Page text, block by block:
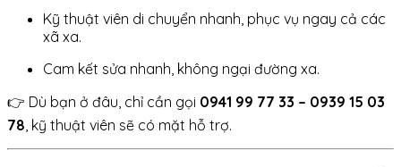
Kỹ thuật viên di chuyển nhanh, phục vụ ngay cả các
xã xa.
Cam kết sửa nhanh, không ngại đường xa.
👉 Dù bạn ở đâu, chỉ cần gọi 0941 99 77 33 – 0939 15 03
78, kỹ thuật viên sẽ có mặt hỗ trợ.